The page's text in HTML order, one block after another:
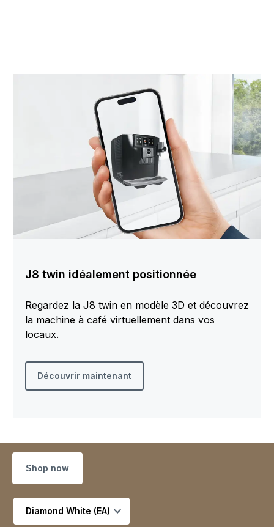
J8 twin idéalement positionnée
Regardez la J8 twin en modèle 3D et découvrez
la machine à café virtuellement dans vos
locaux.
Découvrir maintenant
Shop now
Choisir la variante